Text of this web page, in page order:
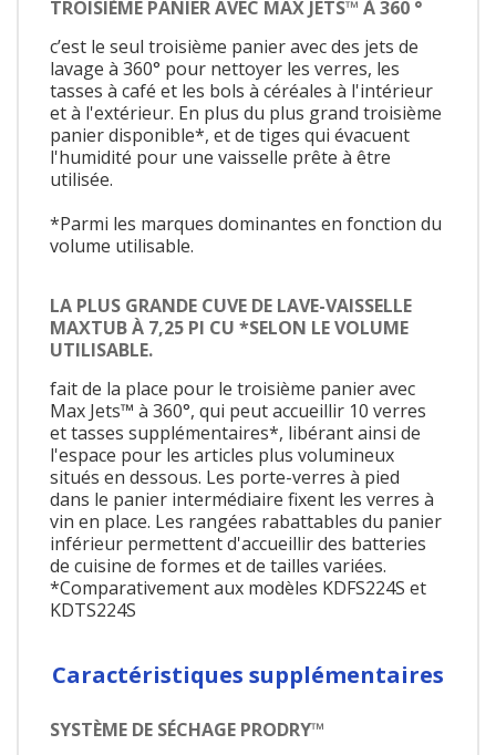
TROISIÈME PANIER AVEC MAX JETS™ À 360 °
c’est le seul troisième panier avec des jets de
lavage à 360° pour nettoyer les verres, les
tasses à café et les bols à céréales à l'intérieur
et à l'extérieur. En plus du plus grand troisième
panier disponible*, et de tiges qui évacuent
l'humidité pour une vaisselle prête à être
utilisée.
*Parmi les marques dominantes en fonction du
volume utilisable.
LA PLUS GRANDE CUVE DE LAVE-VAISSELLE
MAXTUB À 7,25 PI CU *SELON LE VOLUME
UTILISABLE.
fait de la place pour le troisième panier avec
Max Jets™ à 360°, qui peut accueillir 10 verres
et tasses supplémentaires*, libérant ainsi de
l'espace pour les articles plus volumineux
situés en dessous. Les porte-verres à pied
dans le panier intermédiaire fixent les verres à
vin en place. Les rangées rabattables du panier
inférieur permettent d'accueillir des batteries
de cuisine de formes et de tailles variées.
*Comparativement aux modèles KDFS224S et
KDTS224S
Caractéristiques supplémentaires
SYSTÈME DE SÉCHAGE PRODRY™